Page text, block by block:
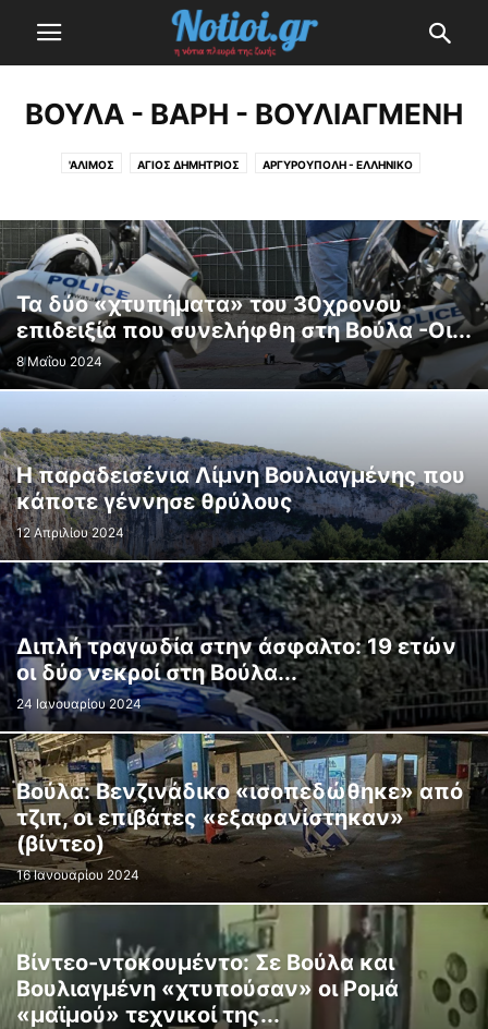
ΒΟΎΛΑ - ΒΆΡΗ - ΒΟΥΛΙΑΓΜΈΝΗ
'ΑΛΙΜΟΣ ΆΓΙΟΣ ΔΗΜΉΤΡΙΟΣ ΑΡΓΥΡΟΎΠΟΛΗ - ΕΛΛΗΝΙΚΌ
ΗΛΙΟΎΠΟΛΗ ΚΑΛΛΙΘΈΑ ΝΈΑ ΣΜΎΡΝΗ Π. ΦΆΛΗΡΟ
Τα δύο «χτυπήματα» του 30χρονου
επιδειξία που συνελήφθη στη Βούλα -Οι...
8 Μαΐου 2024
Η παραδεισένια Λίμνη Βουλιαγμένης που
κάποτε γέννησε θρύλους
12 Απριλίου 2024
Διπλή τραγωδία στην άσφαλτο: 19 ετών
οι δύο νεκροί στη Βούλα...
24 Ιανουαρίου 2024
Βούλα: Βενζινάδικο «ισοπεδώθηκε» από
τζιπ, οι επιβάτες «εξαφανίστηκαν»
(βίντεο)
16 Ιανουαρίου 2024
Βίντεo-ντοκουμέντο: Σε Βούλα και
Βουλιαγμένη «χτυπούσαν» οι Ρομά
«μαϊμού» τεχνικοί της...